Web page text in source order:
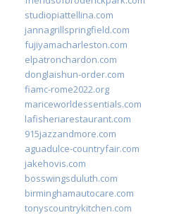
studiopiattellina.com
jannagrillspringfield.com
fujiyamacharleston.com
elpatronchardon.com
donglaishun-order.com
fiamc-rome2022.org
mariceworldessentials.com
lafisheriarestaurant.com
915jazzandmore.com
aguadulce-countryfair.com
jakehovis.com
bosswingsduluth.com
birminghamautocare.com
tonyscountrykitchen.com